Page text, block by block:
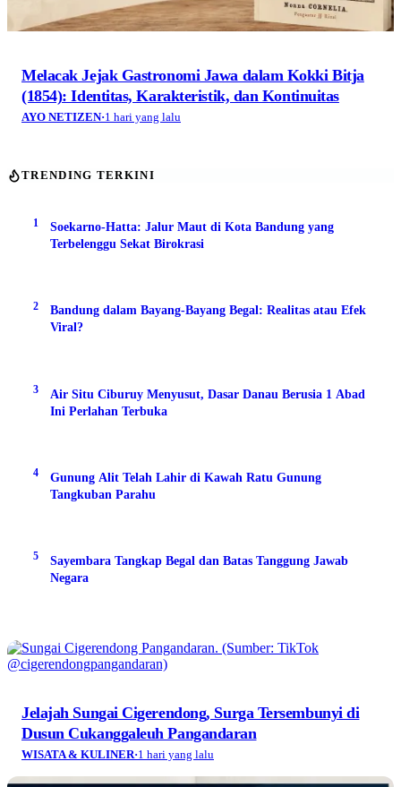
Melacak Jejak Gastronomi Jawa dalam Kokki Bitja
(1854): Identitas, Karakteristik, dan Kontinuitas
AYO NETIZEN·1 hari yang lalu
TRENDING TERKINI
1
Soekarno-Hatta: Jalur Maut di Kota Bandung yang
Terbelenggu Sekat Birokrasi
2
Bandung dalam Bayang-Bayang Begal: Realitas atau Efek
Viral?
3
Air Situ Ciburuy Menyusut, Dasar Danau Berusia 1 Abad
Ini Perlahan Terbuka
4
Gunung Alit Telah Lahir di Kawah Ratu Gunung
Tangkuban Parahu
5
Sayembara Tangkap Begal dan Batas Tanggung Jawab
Negara
Jelajah Sungai Cigerendong, Surga Tersembunyi di
Dusun Cukanggaleuh Pangandaran
WISATA & KULINER·1 hari yang lalu